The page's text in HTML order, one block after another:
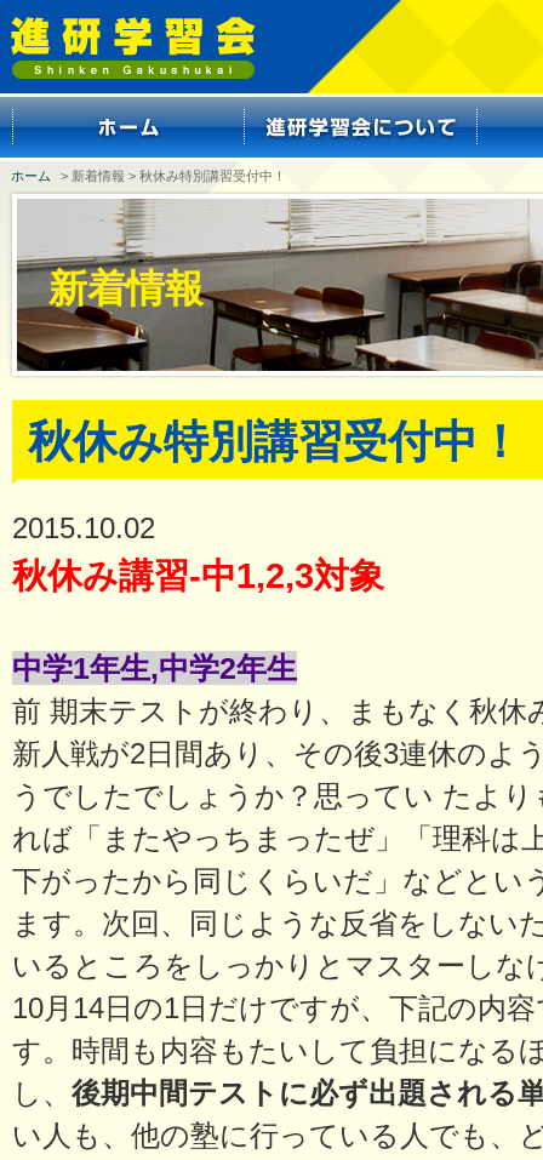
ホーム > 新着情報 > 秋休み特別講習受付中！
新着情報
秋休み特別講習受付中！
2015.10.02
秋休み講習-中1,2,3対象
中学1年生,中学2年生
前 期末テストが終わり、まもなく秋
新人戦が2日間あり、その後3連休のよ
うでしたでしょうか？思ってい たよ
れば「またやっちまったぜ」「理科は
下がったから同じくらいだ」などとい
ます。次回、同じような反省をしない
いるところをしっかりとマスターしな
10月14日の1日だけですが、下記の内
す。時間も内容もたいして負担になる
し、 後期中間テストに必ず出題される
い人も、他の塾に行っている人でも、